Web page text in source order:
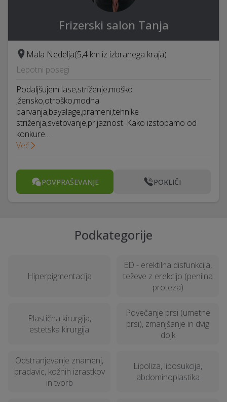
Frizerski salon Tanja
Mala Nedelja(5,4 km iz izbranega kraja)
Lepotni posegi
Podaljšujem lase,striženje,moško
,žensko,otroško,modna
barvanja,bayalage,prameni,tehnike
striženja,svetovanje,prijaznost. Kako izstopamo od
konkure…
Več
POVPRAŠEVANJE POKLIČI
Podkategorije
Hiperpigmentacija
ED - erektilna disfunkcija,
teževe z erekcijo (penilna
proteza)
Plastična kirurgija,
estetska kirurgija
Povečanje prsi (umetne
prsi), zmanjšanje in dvig
dojk
Odstranjevanje znamenj,
bradavic, kožnih izrastkov
in tvorb
Lipoliza, liposukcija,
abdominoplastika